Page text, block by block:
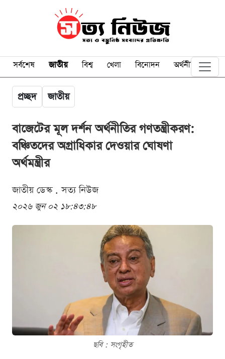
সর্বশেষ জাতীয় বিশ্ব খেলা বিনোদন অর্থনীতি
প্রচ্ছদ জাতীয়
বাজেটের মূল দর্শন অর্থনীতির গণতন্ত্রীকরণ:
বঞ্চিতদের অগ্রাধিকার দেওয়ার ঘোষণা
অর্থমন্ত্রীর
জাতীয় ডেস্ক . সত্য নিউজ
২০২৬ জুন ০২ ১৮:৪৩:৪৮
ছবি : সংগৃহীত